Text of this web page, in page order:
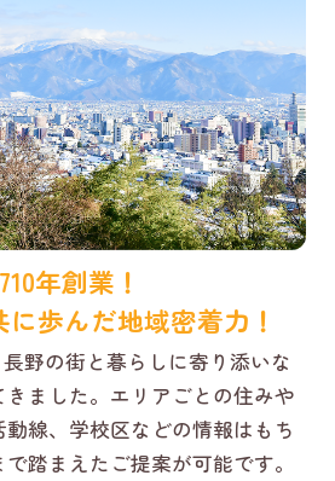
年創業！
歩んだ地域密着力！
野の街と暮らしに寄り添いな
ました。エリアごとの住みや
線、学校区などの情報はもち
踏まえたご提案が可能です。